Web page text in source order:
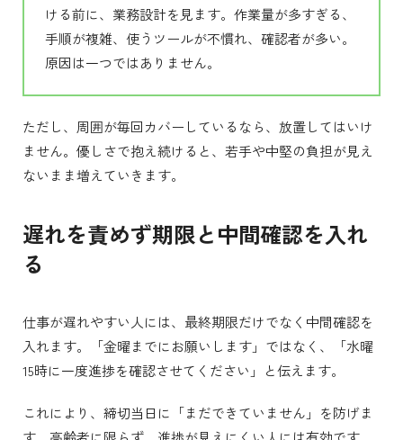
ける前に、業務設計を見ます。作業量が多すぎる、
手順が複雑、使うツールが不慣れ、確認者が多い。
原因は一つではありません。
ただし、周囲が毎回カバーしているなら、放置してはいけ
ません。優しさで抱え続けると、若手や中堅の負担が見え
ないまま増えていきます。
遅れを責めず期限と中間確認を入れ
る
仕事が遅れやすい人には、最終期限だけでなく中間確認を
入れます。「金曜までにお願いします」ではなく、「水曜
15時に一度進捗を確認させてください」と伝えます。
これにより、締切当日に「まだできていません」を防げま